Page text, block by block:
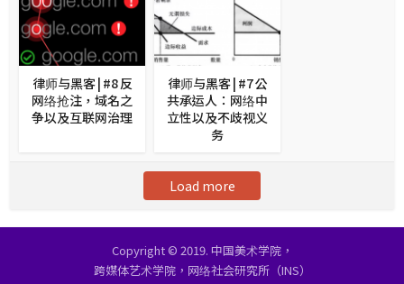
律师与黑客 | #8 反
网络抢注，域名之
争以及互联网治理
律师与黑客 | #7 公
共承运人：网络中
立性以及不歧视义
务
Load more
Copyright © 2019. 中国美术学院，
跨媒体艺术学院，网络社会研究所（INS）